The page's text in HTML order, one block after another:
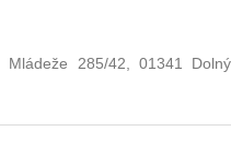
285/42, 01341 Dolný